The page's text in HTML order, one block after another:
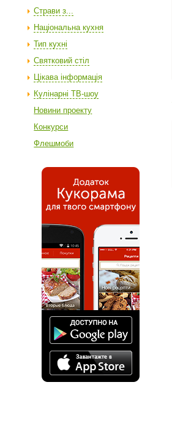
Страви з...
Національна кухня
Тип кухні
Святковий стіл
Цікава інформація
Кулінарні ТВ-шоу
Новини проекту
Конкурси
Флешмоби